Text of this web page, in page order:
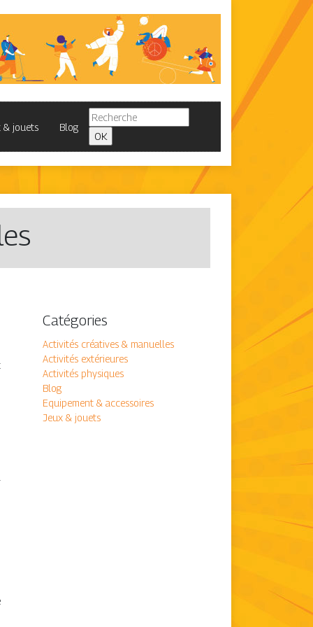
& jouets Blog
Catégories
Activités créatives & manuelles
Activités extérieures
Activités physiques
Blog
Equipement & accessoires
Jeux & jouets